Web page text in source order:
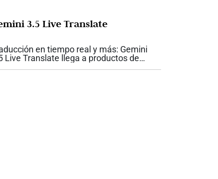
3.5 Live Translate
en tiempo real y más: Gemini
Live Translate llega a productos de
Las conversaciones en varios